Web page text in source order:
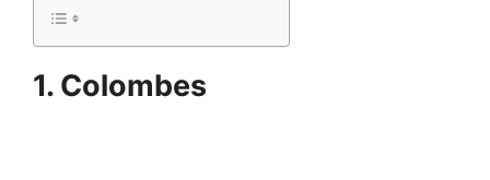
1. Colombes